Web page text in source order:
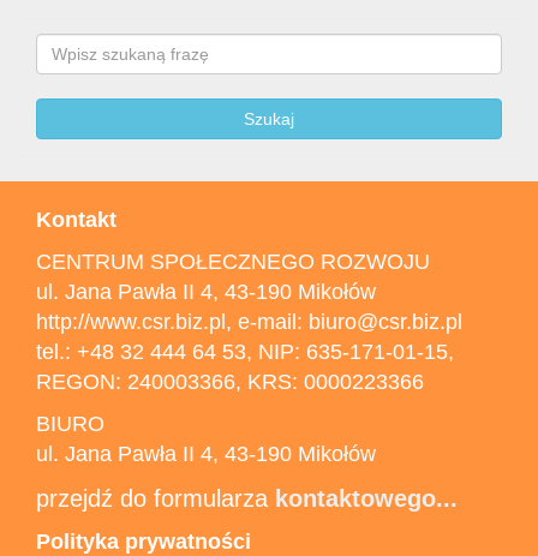
Search
Szukaj
Kontakt
CENTRUM SPOŁECZNEGO ROZWOJU
ul. Jana Pawła II 4, 43-190 Mikołów
http://www.csr.biz.pl, e-mail: biuro@csr.biz.pl
tel.: +48 32 444 64 53, NIP: 635-171-01-15,
REGON: 240003366, KRS: 0000223366
BIURO
ul. Jana Pawła II 4, 43-190 Mikołów
przejdź do formularza kontaktowego...
Polityka prywatności